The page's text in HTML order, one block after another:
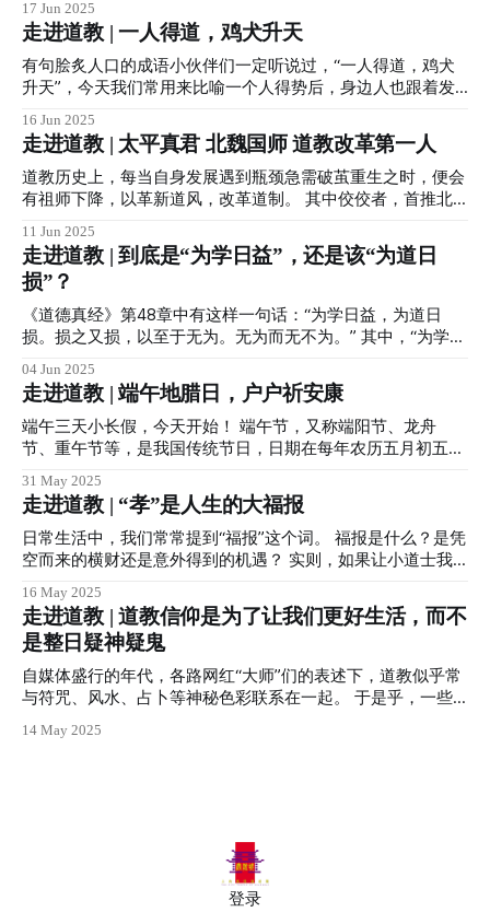
众神之王，在道教神阶中修为境界不是最高，但是神权最大。
此外道教还有化身三界、救苦救难的太乙救苦天尊以及雷部雷
祖九天应元雷声普化天尊等等。 “帝君”是道教神仙的一种尊
号，很多天仙真圣也可以被称为帝君，他们的神职常在真君之
上。 但一些帝君有时也会被称为天尊，
隍尊神在冥冥中守护着每个人、每座城、每个故事… 正由于道
教城隍信仰深深植根于民众百姓之间，故即便几经波折，各地
城隍庙也多香火不断，延续至今。 由于管理范围广、管理人
口数量多…城隍尊神同样有自己的一套管理班子，也就是自己
为例简单聊聊。 首先便是两位判官老爷，分为文武判官，文
判官的职务相当等于旧时衙门里的左典史，手握生死簿，调查
人们的善恶及寿夭，执行各司的的判文或检阅记录，而武判官
则是相当于右典史，对于恶行业已判明者，举笔执行刑罚。
其次便是日游、夜巡二神，负责日夜监察人间，以及一众衙役
等差
工作、家庭和生活虽然日益安稳，但时代在前进，年轻人越来
越多，而我们却越来越拘谨小心，变得生机不再，就连原本茁
壮成长的根根青丝，都明显出现了下岗再就业的趋势。 日益
发福好像事业有成的中年人们，并不比年轻人轻松到哪里去。
非。 中年的你我，走过了那么多的路，经历了那么多的事，
也见识过形形色色的人和事，如果不是童心未泯，大多有了明
辨是非的能力。 同时也明白了，生活里聪明人会做到与良师
益友结交，亲君子远小人，三五朋友闲聊时，每人的看法都不
的，不能听着舒服就喜欢，数落你的，也不能因心生反感就避
而远之。 中年人更要明白滴水之恩涌泉相报。 人生很短，没
有谁能一帆风顺。 一路走来，免不了磕磕碰碰，经历挫折困
苦，要感谢生命中每一个向你伸出援手的人，淡看世事去如
烟，铭记恩情存如血。 没有任何帮助是理所当然，生活的低
谷
17 Jun 2025
走进道教 | 一人得道，鸡犬升天
有句脍炙人口的成语小伙伴们一定听说过，“一人得道，鸡犬
升天”，今天我们常用来比喻一个人得势后，身边人也跟着发
义，即一个人得道成仙后，他家里的鸡和狗也能跟着一起飞升
上天。 这句成语的由来和道教许逊祖师有关。 许逊，字敬
之，江西南昌县人。得道成仙之前在西晋太康年间曾出任过四
川旌阳县令，所以，许祖也被称为许旌阳，由于许祖精于水利
自然受到当地百姓的爱戴。 后来由于时局不稳，战乱四起，
许祖便辞官一心修行，创立了道教净明派，被尊为净明派祖
师。 在许祖道寿一百三十六岁时，也就是东晋宁康二年（374
年）八月初一日，全家四十二口人，连同院里的鸡和狗，一同
拔宅飞升成仙，世人尊奉他为“许仙”。 据传，有趣的是他有一
个仆人叫许大，当日外出买米没有在家里，在听闻许祖飞升后
慌忙赶回，结果许祖他们已升到半空。许大哀泣希望一起同
去，许祖便告诉他机缘还没有到。惹得百姓们都笑许大说，连
家里的鸡犬都比他福气大。 许祖拔宅飞升后，成为道教四大
天师之一，在很多道教庙观中都有供奉。 许祖所创的道教净
明派，在我
16 Jun 2025
走进道教 | 太平真君 北魏国师 道教改革第一人
道教历史上，每当自身发展遇到瓶颈急需破茧重生之时，便会
有祖师下降，以革新道风，改革道制。 其中佼佼者，首推北
年）北魏著名道士，道教改革家，上谷昌平（今属北京）人。
道教自张道陵天师于东汉正式创立后，历经三国、魏晋数百年
间，在组织形式、教理教义以及社会影响上，均有很大的发展
和提高。但同时也出现诸多不利于发展的因素，例如：有以道
教名义组织农民起义者；有以道教名义骗人敛财者；更有以借
鱼龙混杂及现状，著名道士寇谦之率先打出清整、改革道教的
旗帜。 他在太武帝的大力支持下，采取了一系列革新和改
造。这些改革主要有以下几个方面： 一、整顿健全道教组
织，取消“祭酒”父业子承的世袭制，也就是说取消教内干部内
部接班，实行能者上、平者让、庸者退； 二、规范并充实教
11 Jun 2025
走进道教 | 到底是“为学日益”，还是该“为道日
损”？
《道德真经》第48章中有这样一句话：“为学日益，为道日
损。损之又损，以至于无为。无为而无不为。” 其中，“为学日
路径的深刻对比。虽然只有八个字，但内涵极为丰富，体现了
道教文化中关于认知方式、修行态度和人生智慧的核心理念。
“为学日益”，即追求学问的人，每天都在积累新知识，知识越
来越丰富。 这是指世俗的学习过程，强调的是外在知识的积
容，与时俱进，才能进步。 “为道日损”，即修道的人，每天都
在减少自己的欲望、执着和人为造作。 这代表了一种内在减
法的修行方式。不是向外去追，而是向内去舍；不是增加知
识，而是去除杂念、放下执著，回归本真。 “为学”就像往一个
清理这个箱子，每天都拿掉一些不必要的东西，直到只剩最本
质的东西。
04 Jun 2025
走进道教 | 端午地腊日，户户祈安康
端午三天小长假，今天开始！ 端午节，又称端阳节、龙舟
节、重午节等，是我国传统节日，日期在每年农历五月初五，
节日。 道教信仰中，端午节同样重要，为三元五腊中的地腊
日。 什么是三元五腊呢？ 所谓三元，据道经《赤松子章历卷
二》记载：三元日，正月十五日上元；七月十五日中元；十月
十五日下元。 细心的小伙伴们一定发现，三元日分别对应的
仙三官大帝的生日。 其中，正月十五上元日为上元一品天官
赐福紫微大帝圣诞，天官赐福，发展为如今元宵节的众多喜庆
习俗。 七月十五日为中元二品地官赦罪清虚大帝圣诞，民间
又称中元节、七月半等，也因地官所管辖为地府，这一天便以
考校鬼众、地官赦罪为主，民间也于此时普遍进行祭祀祖先的
活动，是中国民间最大的“鬼节”。 十月十五日为下元三品解厄
水官洞阴大帝解厄之辰，在这一天，信众多祈求水官排忧解
31 May 2025
走进道教 | “孝”是人生的大福报
日常生活中，我们常常提到“福报”这个词。 福报是什么？是凭
空而来的横财还是意外得到的机遇？ 实则，如果让小道士我
乐、家庭和睦和心性清静。 道教信仰倡导“道法自然、天人合
一、积善之家必有余庆”等等，尤其重视“孝道”与“德行”，孝为
百善之首，是体道修德的根本之一。 所以说，“孝是人生的大
福报”。 “孝”是道教最根本的德行之一 《太上感应篇》中写
道：“忠孝为诸善之本，违之者天地不容。” 即忠于国家、孝顺
父母，是所有善行中最基础的美德；违背这些原则的人，连天
地都不会容忍。 在道教修行体系中，一个人若不能孝顺父
16 May 2025
走进道教 | 道教信仰是为了让我们更好生活，而不
是整日疑神疑鬼
自媒体盛行的年代，各路网红“大师”们的表述下，道教似乎常
与符咒、风水、占卜等神秘色彩联系在一起。 于是乎，一些
不去修身养性，反而天天担心所谓各种禁忌，生怕一不留神就
然”，强调的是顺应天时、调和阴阳、清静无为。它不鼓励人
们去干预自然规律，而是倡导一种内省、自律、与万物和谐共
14 May 2025
登录